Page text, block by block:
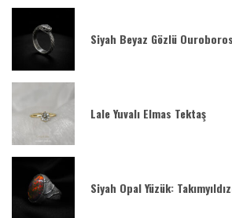
Siyah Beyaz Gözlü
Lale Yuvalı Elmas Tektaş
Siyah Opal Yüzük: